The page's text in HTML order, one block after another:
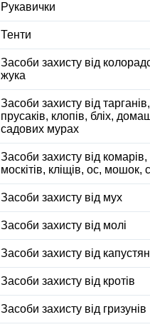
Рукавички
Тенти
Засоби захисту від
жука
Засоби захисту від тарганів,
прусаків, клопів, бліх,
садових мурах
Засоби захисту від комарів,
москітів, кліщів, ос, мошок,
Засоби захисту від мух
Засоби захисту від молі
Засоби захисту від
Засоби захисту від кротів
Засоби захисту від гризунів